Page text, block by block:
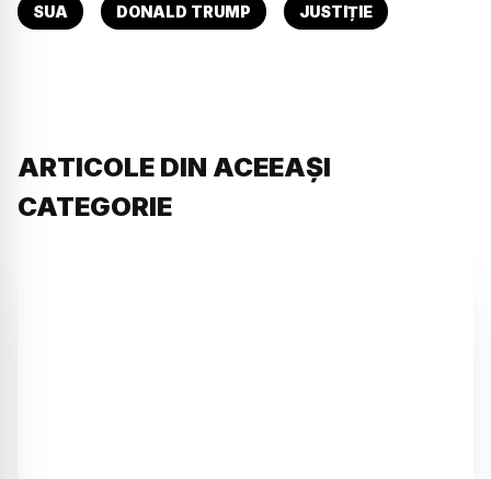
SUA DONALD TRUMP JUSTIȚIE
ARTICOLE DIN ACEEAȘI
CATEGORIE